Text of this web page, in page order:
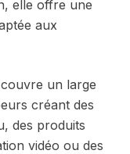
elle offre une
aux
un large
créant des
des produits
vidéo ou des